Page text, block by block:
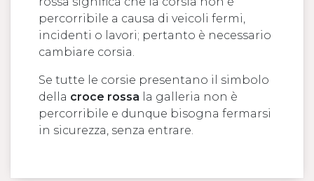
percorribile a causa di veicoli fermi,
incidenti o lavori; pertanto è necessario
cambiare corsia.
Se tutte le corsie presentano il simbolo
della croce rossa la galleria non è
percorribile e dunque bisogna fermarsi
in sicurezza, senza entrare.